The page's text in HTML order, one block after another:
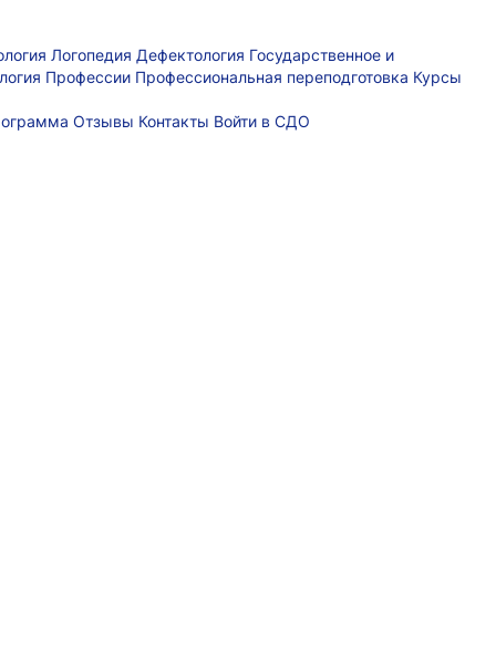
Логопедия Дефектология Государственное и
Профессии Профессиональная переподготовка Курсы
Отзывы Контакты Войти в СДО